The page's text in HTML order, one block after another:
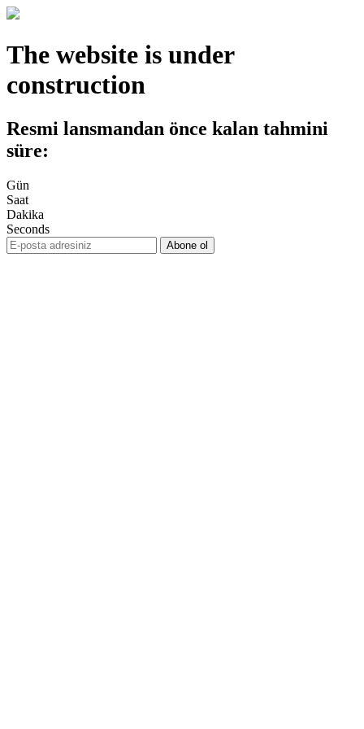
The website is under
construction
Resmi lansmandan önce kalan tahmini
süre:
Gün
Saat
Dakika
Seconds